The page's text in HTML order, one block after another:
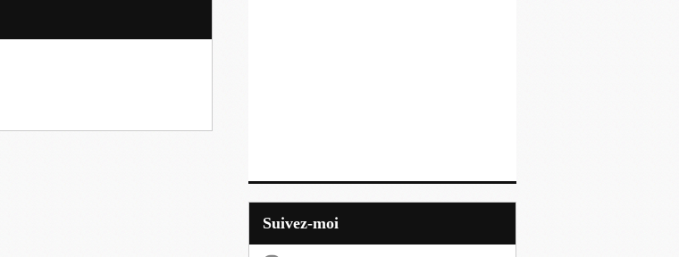
Suivez-moi